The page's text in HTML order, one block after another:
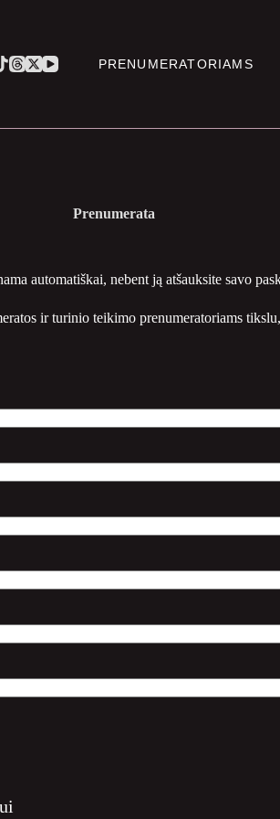
PRENUMERATORIAMS
Prenumerata
automatiškai, nebent ją atšauksite savo
ir turinio teikimo prenumeratoriams